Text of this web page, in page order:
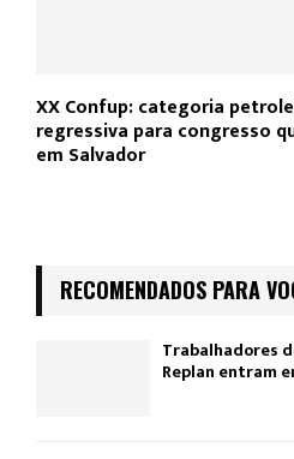
XX Confup: categoria
regressiva para congresso
em Salvador
RECOMENDADOS PARA
Trabalhadores
Replan entram